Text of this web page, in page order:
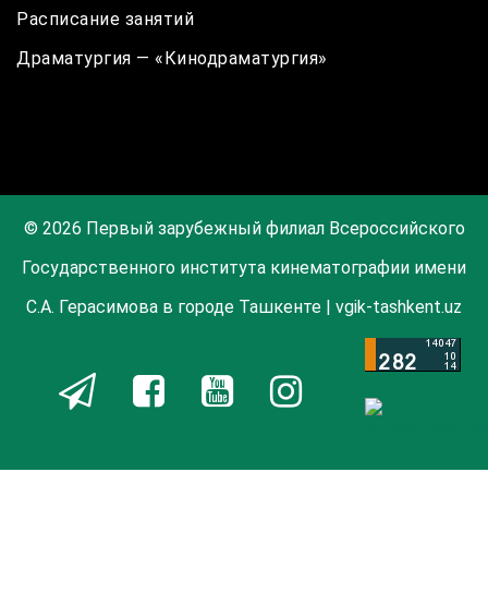
Расписание занятий
Драматургия — «Кинодраматургия»
© 2026 Первый зарубежный филиал Всероссийского
Государственного института кинематографии имени
С.А. Герасимова в городе Ташкенте | vgik-tashkent.uz